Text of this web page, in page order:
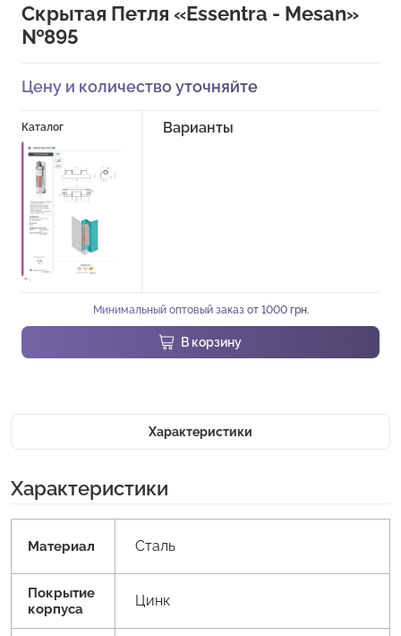
Скрытая Петля «Essentra - Mesan»
№895
Цену и количество уточняйте
Каталог Варианты
Минимальный оптовый заказ от 1000 грн.
В корзину
Характеристики
Характеристики
Материал Сталь
Покрытие
корпуса
Цинк